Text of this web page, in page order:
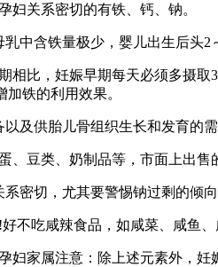
关系密切的有铁、钙、钠。
中含铁量极少，婴儿出生后头
相比，妊娠早期每天必须多摄
铁的利用效果。
及供胎儿骨组织生长和发育的
、豆类、奶制品等，市面上出售
密切，尤其要警惕钠过剩的倾
不吃咸辣食品，如咸菜、咸鱼、
妇家属注意：除上述元素外，